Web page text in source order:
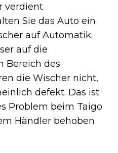
verdient
Sie das Auto ein
auf Automatik.
auf die
Bereich des
die Wischer nicht,
defekt. Das ist
Problem beim Taigo
Händler behoben